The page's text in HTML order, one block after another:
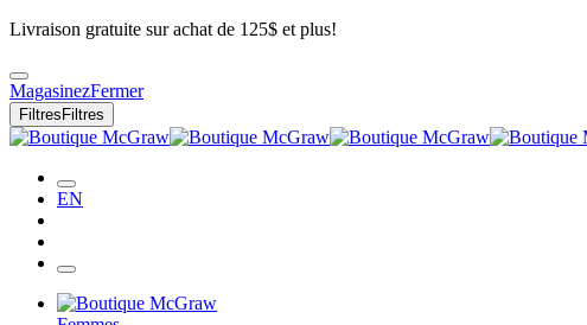
Livraison gratuite sur achat de 125$ et plus!
MagasinezFermer
Filtres Filtres
EN